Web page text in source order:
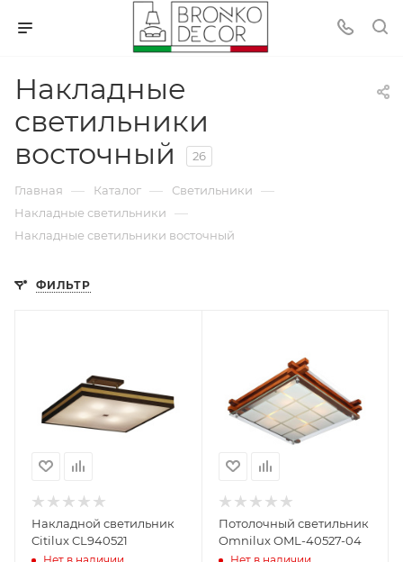
Накладные
светильники
восточный
26
Главная — Каталог — Светильники —
Накладные светильники —
Накладные светильники восточный
ФИЛЬТР
Накладной светильник
Citilux CL940521
Потолочный светильник
Omnilux OML-40527-04